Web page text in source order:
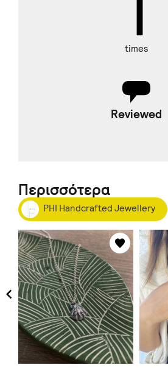
times
Reviewed
Περισσότερα
PHI Handcrafted Jewellery